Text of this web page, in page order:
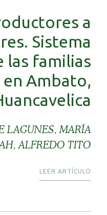
a
Sistema
las familias
Ambato,
LAGUNES, MARÍA
ALFREDO TITO
LEER ARTÍCULO